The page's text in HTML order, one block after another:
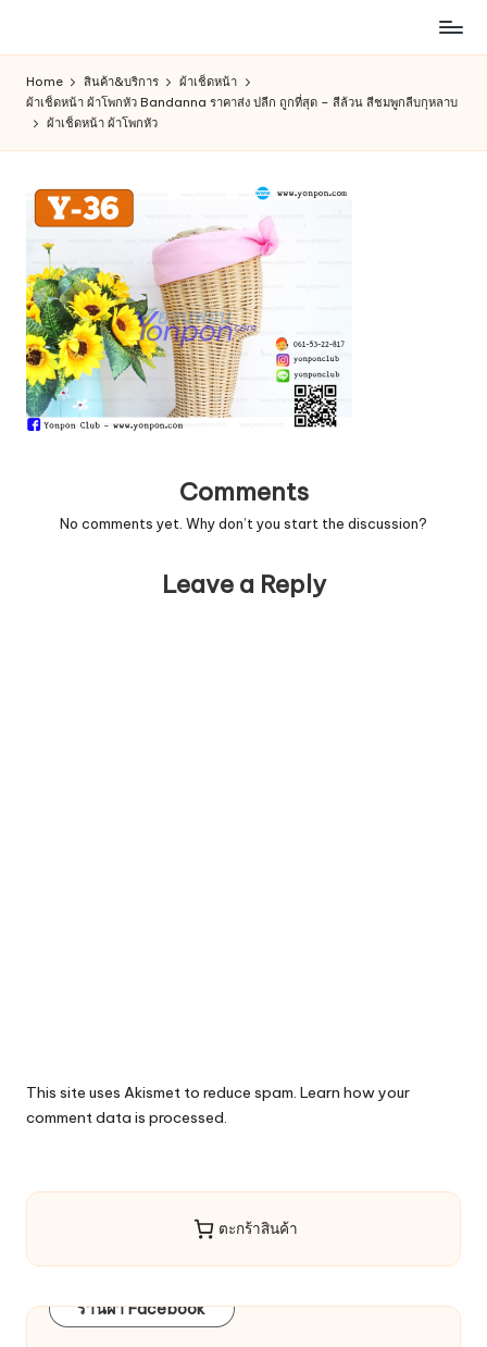
content
สินค้า
ออนไลน์
รัก
การ
ช็อป
Home สินค้า&บริการ
ผ้าเช็ดหน้า
ผ้าเช็ดหน้า ผ้าโพกหัว Bandanna ราคาส่ง ปลีก ถูกที่สุด – สีล้วน สีชมพูกลีบกุหลาบ
ผ้าเช็ดหน้า ผ้าโพกหัว
Comments
No comments yet. Why don’t you start the discussion?
Leave a Reply
This site uses Akismet to reduce spam. Learn how your
comment data is processed.
ตะกร้าสินค้า
ร้านผ้า Facebook